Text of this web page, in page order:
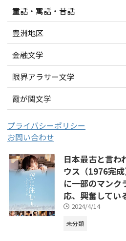
童話・寓話・昔話
豊洲地区
金融文学
限界アラサー文学
霞が関文学
プライバシーポリシー
お問い合わせ
日本最古と言わ
ウス（1976完
に一部のマンク
応、興奮してい
2024/4/14
未分類